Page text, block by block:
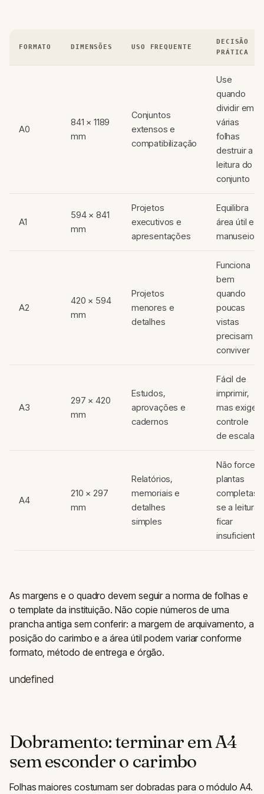
FORMATO DIMENSÕES USO FREQUENTE
DECISÃO
PRÁTICA
A0
841 × 1189
mm
Conjuntos
extensos e
compatibilização
Use
quando
dividir em
várias
folhas
destruir a
leitura do
conjunto
A1
594 × 841
mm
Projetos
executivos e
apresentações
Equilibra
área útil e
manuseio
A2
420 × 594
mm
Projetos
menores e
detalhes
Funciona
bem
quando
poucas
vistas
precisam
conviver
A3
297 × 420
mm
Estudos,
aprovações e
cadernos
Fácil de
imprimir,
mas exige
controle
de escala
A4
210 × 297
mm
Relatórios,
memoriais e
detalhes
simples
Não force
plantas
completas
se a leitura
ficar
insuficiente
As margens e o quadro devem seguir a norma de folhas e
o template da instituição. Não copie números de uma
prancha antiga sem conferir: a margem de arquivamento, a
posição do carimbo e a área útil podem variar conforme
formato, método de entrega e órgão.
undefined
Dobramento: terminar em A4
sem esconder o carimbo
Folhas maiores costumam ser dobradas para o módulo A4.